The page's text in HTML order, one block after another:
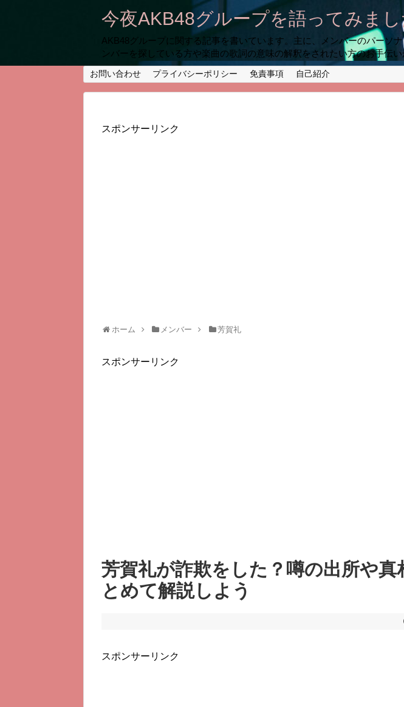
今夜AKB48グループを語ってみま
AKB48グループに関する記事を書いています。主に、メンバーのパーソ
ンバーを探している方や楽曲の歌詞の意味の解釈をされたい方のお手伝
お問い合わせ プライバシーポリシー 免責事項 自己紹介
スポンサーリンク
ホーム メンバー 芳賀礼
スポンサーリンク
芳賀礼が詐欺をした？噂の出所や真
とめて解説しよう
スポンサーリンク